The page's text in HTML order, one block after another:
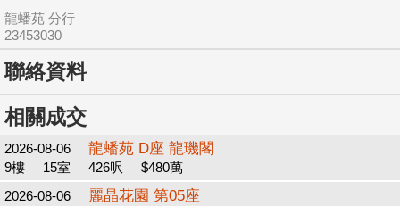
龍蟠苑 分行
23453030
聯絡資料
相關成交
2026-08-06 龍蟠苑 D座 龍璣閣
9樓 15室 426呎
$480萬
2026-08-06
麗晶花園 第05座